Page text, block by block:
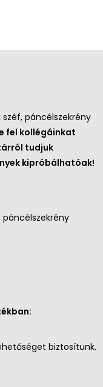
páncélszekrény
fel kollégáinkat
tudjuk
kipróbálhatóak!
páncélszekrény
biztosítunk.